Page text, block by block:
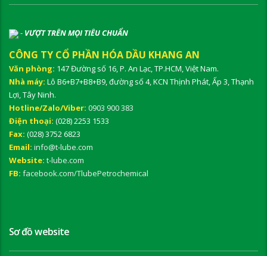
- VƯỢT TRÊN MỌI TIÊU CHUẨN
CÔNG TY CỔ PHẦN HÓA DẦU KHANG AN
Văn phòng: 147 Đường số 16, P. An Lạc, TP.HCM, Việt Nam.
Nhà máy: Lô B6+B7+B8+B9, đường số 4, KCN Thịnh Phát, Ấp 3, Thạnh
Lợi, Tây Ninh.
Hotline/Zalo/Viber: 0903 900 383
Điện thoại: (028) 2253 1533
Fax: (028) 3752 6823
Email: info@t-lube.com
Website: t-lube.com
FB: facebook.com/TlubePetrochemical
Sơ đồ website